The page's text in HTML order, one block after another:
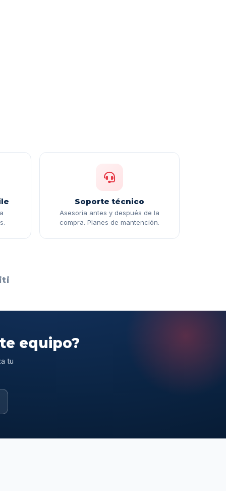
Soporte técnico
Asesoría antes y después de la
compra. Planes de mantención.
equipo?
tu